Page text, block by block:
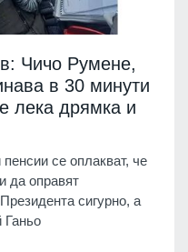
Чичо Румене,
в 30 минути
лека дрямка и
се оплакват, че
да оправят
сигурно, а
Ганьо